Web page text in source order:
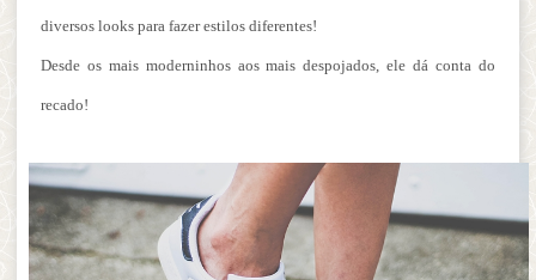
diversos looks para fazer estilos diferentes!
Desde os mais moderninhos aos mais despojados, ele dá conta do
recado!